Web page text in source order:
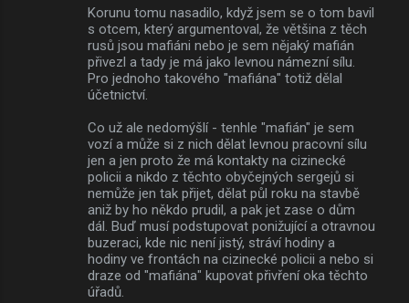
Korunu tomu nasadilo, když jsem se o tom bavil
s otcem, který argumentoval, že většina z těch
rusů jsou mafiáni nebo je sem nějaký mafián
přivezl a tady je má jako levnou námezní sílu.
Pro jednoho takového "mafiána" totiž dělal
účetnictví.
Co už ale nedomýšlí - tenhle "mafián" je sem
vozí a může si z nich dělat levnou pracovní sílu
jen a jen proto že má kontakty na cizinecké
policii a nikdo z těchto obyčejných sergejů si
nemůže jen tak přijet, dělat půl roku na stavbě
aniž by ho někdo prudil, a pak jet zase o dům
dál. Buď musí podstupovat ponižující a otravnou
buzeraci, kde nic není jistý, stráví hodiny a
hodiny ve frontách na cizinecké policii a nebo si
draze od "mafiána" kupovat přivření oka těchto
úřadů.